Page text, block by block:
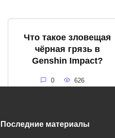
Что такое зловещая
чёрная грязь в
Genshin Impact?
0 626
Последние материалы